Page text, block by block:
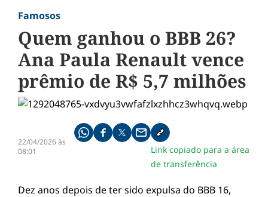
Famosos
Quem ganhou o BBB 26?
Ana Paula Renault vence
prêmio de R$ 5,7 milhões
22/04/2026 às
08:01
Compartilhe pelo whatsapp
Compartilhar no facebook
Compartilhar no twitter
Compartilhe pelo email
Copiar link da notícia
Link copiado para a área
de transferência
Dez anos depois de ter sido expulsa do BBB 16,